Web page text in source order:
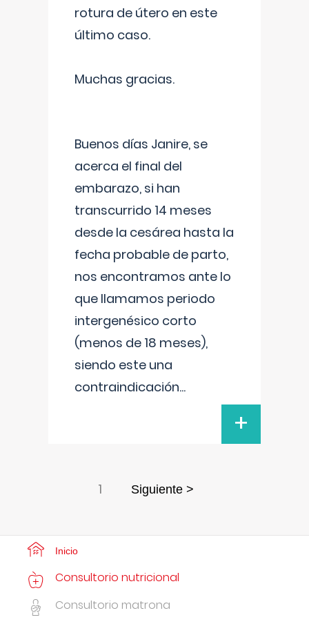
rotura de útero en este
último caso.
Muchas gracias.
Buenos días Janire, se
acerca el final del
embarazo, si han
transcurrido 14 meses
desde la cesárea hasta la
fecha probable de parto,
nos encontramos ante lo
que llamamos periodo
intergenésico corto
(menos de 18 meses),
siendo este una
contraindicación...
+
1 Siguiente >
Inicio
Consultorio nutricional
Consultorio matrona